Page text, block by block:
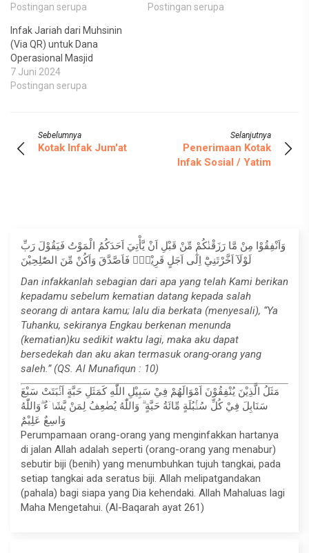
Postingan serupa
Postingan serupa
Infak Jariah dari Muhsinin
(Via QR) untuk Dana
Operasional Masjid
7 Juni 2024
Postingan serupa
Sebelumnya
Kotak Infak Jum'at
Selanjutnya
Penerimaan Kotak
Infak Sosial / Yatim
وَاَنْفِقُوْا مِنْ مَّا رَزَقْنٰكُمْ مِّنْ قَبْلِ اَنْ يَّأْتِيَ اَحَدَكُمُ الْمَوْتُ فَيَقُوْلَ رَبِّ
لَوْلَآ اَخَّرْتَنِيْٓ اِلٰٓى اَجَلٍ قَرِيْبٍۚ فَاَصَّدَّقَ وَاَكُنْ مِّنَ الصّٰلِحِيْنَ
Dan infakkanlah sebagian dari apa yang telah Kami berikan
kepadamu sebelum kematian datang kepada salah
seorang di antara kamu; lalu dia berkata (menyesali), “Ya
Tuhanku, sekiranya Engkau berkenan menunda
(kematian)ku sedikit waktu lagi, maka aku dapat
bersedekah dan aku akan termasuk orang-orang yang
saleh.” (QS. Al Munafiqun : 10)
مَثَلُ الَّذِيْنَ يُنْفِقُوْنَ اَمْوَالَهُمْ فِيْ سَبِيْلِ اللّٰهِ كَمَثَلِ حَبَّةٍ اَنْۢبَتَتْ سَبْعَ
سَنَابِلَ فِيْ كُلِّ سُنْۢبُلَةٍ مِّائَةُ حَبَّةٍ ۗ وَاللّٰهُ يُضٰعِفُ لِمَنْ يَّشَاۤءُ ۗوَاللّٰهُ
وَاسِعٌ عَلِيْمٌ
Perumpamaan orang-orang yang menginfakkan hartanya
di jalan Allah adalah seperti (orang-orang yang menabur)
sebutir biji (benih) yang menumbuhkan tujuh tangkai, pada
setiap tangkai ada seratus biji. Allah melipatgandakan
(pahala) bagi siapa yang Dia kehendaki. Allah Mahaluas lagi
Maha Mengetahui. (Al-Baqarah ayat 261)